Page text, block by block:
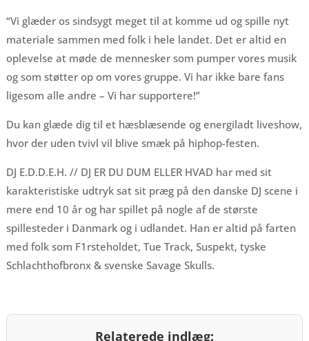
“Vi glæder os sindsygt meget til at komme ud og spille nyt
materiale sammen med folk i hele landet. Det er altid en
oplevelse at møde de mennesker som pumper vores musik
og som støtter op om vores gruppe. Vi har ikke bare fans
ligesom alle andre – Vi har supportere!”
Du kan glæde dig til et hæsblæsende og energiladt liveshow,
hvor der uden tvivl vil blive smæk på hiphop-festen.
DJ E.D.D.E.H. // DJ ER DU DUM ELLER HVAD har med sit
karakteristiske udtryk sat sit præg på den danske DJ scene i
mere end 10 år og har spillet på nogle af de største
spillesteder i Danmark og i udlandet. Han er altid på farten
med folk som F1rsteholdet, Tue Track, Suspekt, tyske
Schlachthofbronx & svenske Savage Skulls.
Relaterede indlæg: